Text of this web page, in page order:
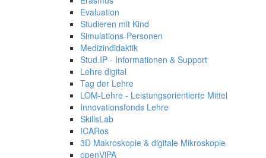
Evaluation
Studieren mit Kind
Simulations-Personen
Medizindidaktik
Stud.IP - Informationen & Support
Lehre digital
Tag der Lehre
LOM-Lehre - Leistungsorientierte Mittel
Innovationsfonds Lehre
SkillsLab
ICARos
3D Makroskopie & digitale Mikroskopie
openViPA